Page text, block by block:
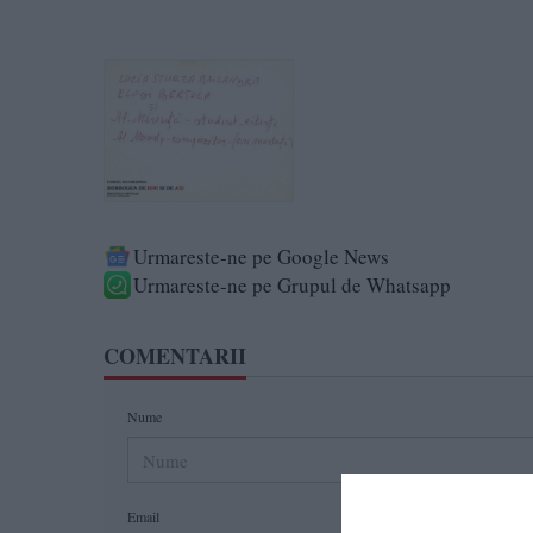
Urmareste-ne pe Google News
Urmareste-ne pe Grupul de Whatsapp
COMENTARII
Nume
Email